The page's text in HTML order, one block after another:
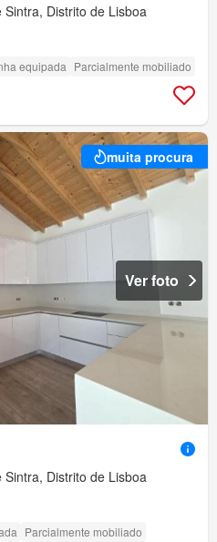
Distrito de Lisboa
equipada Parcialmente mobiliado
muita procura
Ver foto
Distrito de Lisboa
Parcialmente mobiliado